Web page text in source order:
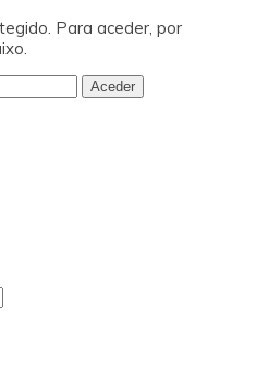
Para aceder, por